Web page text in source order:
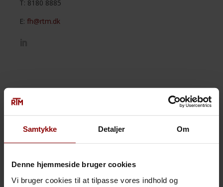
Samtykke Detaljer Om
Denne hjemmeside bruger cookies
Vi bruger cookies til at tilpasse vores indhold og
T: 8180 8885
E: fh@rtm.dk
Pensionsrådgivere: